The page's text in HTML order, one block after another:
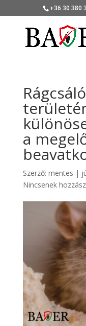
+36 30 380
a
Szerző: mentes |
Nincsenek